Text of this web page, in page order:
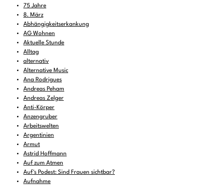
75 Jahre
8. März
Abhängigkeitserkankung
AG Wohnen
Aktuelle Stunde
Alltag
alternativ
Alternative Music
Ana Rodrigues
Andreas Peham
Andreas Zelger
Anti-Körper
Anzengruber
Arbeitswelten
Argentinien
Armut
Astrid Hoffmann
Auf zum Atmen
Auf's Podest: Sind Frauen sichtbar?
Aufnahme